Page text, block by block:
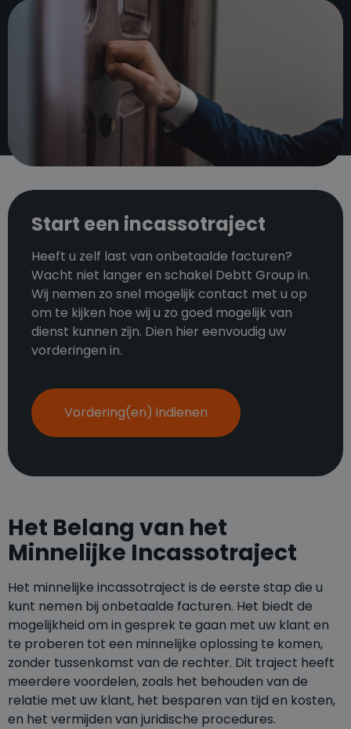
Start een incassotraject
Heeft u zelf last van onbetaalde facturen?
Wacht niet langer en schakel Debtt Group in.
Wij nemen zo snel mogelijk contact met u op
om te kijken hoe wij u zo goed mogelijk van
dienst kunnen zijn. Dien hier eenvoudig uw
vorderingen in.
Vordering(en) indienen
Het Belang van het
Minnelijke Incassotraject
Het minnelijke incassotraject is de eerste stap die u
kunt nemen bij onbetaalde facturen. Het biedt de
mogelijkheid om in gesprek te gaan met uw klant en
te proberen tot een minnelijke oplossing te komen,
zonder tussenkomst van de rechter. Dit traject heeft
meerdere voordelen, zoals het behouden van de
relatie met uw klant, het besparen van tijd en kosten,
en het vermijden van juridische procedures.